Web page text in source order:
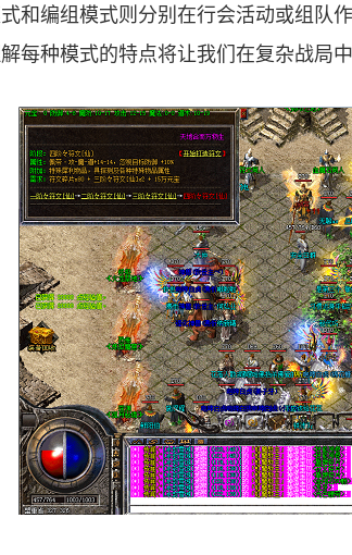
和编组模式则分别在行会活动或组队
每种模式的特点将让我们在复杂战局